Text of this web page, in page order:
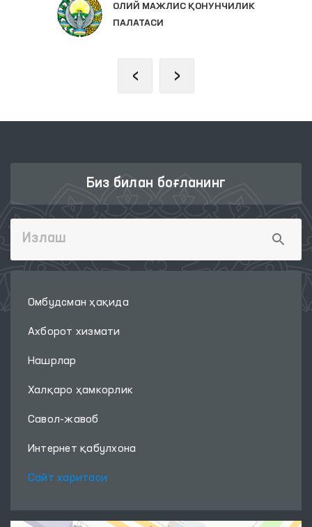
ОЛИЙ МАЖЛИС ҚОНУНЧИЛИК
ПАЛАТАСИ
‹ ›
Биз билан боғланинг
Омбудсман ҳақида
Ахборот хизмати
Нашрлар
Халқаро ҳамкорлик
Савол-жавоб
Интернет қабулхона
Сайт харитаси